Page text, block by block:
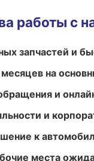
работы с
запчастей и
на
и
и
к
места